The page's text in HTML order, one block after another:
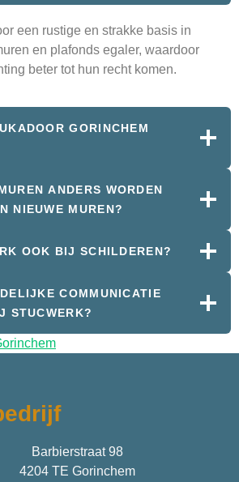
een rustige en strakke basis in
en plafonds egaler, waardoor
beter tot hun recht komen.
GORINCHEM
ANDERS WORDEN
NIEUWE MUREN?
OOK BIJ SCHILDEREN?
COMMUNICATIE
STUCWERK?
Barbierstraat 98
4204 TE Gorinchem